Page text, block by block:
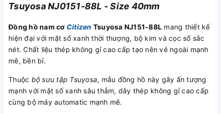
Tsuyosa NJ0151-88L - Size 40mm
Đồng hồ nam cơ Citizen Tsuyosa NJ151-88L mang thiết kế
hiện đại với mặt số xanh thời thượng, bộ kim và cọc số sắc
nét. Chất liệu thép không gỉ cao cấp tạo nên vẻ ngoài mạnh
mẽ, bền bỉ.
Thuộc bộ sưu tập Tsuyosa, mẫu đồng hồ này gây ấn tượng
mạnh với mặt số xanh sâu thẳm, dây thép không gỉ cao cấp
cùng bộ máy automatic mạnh mẽ.